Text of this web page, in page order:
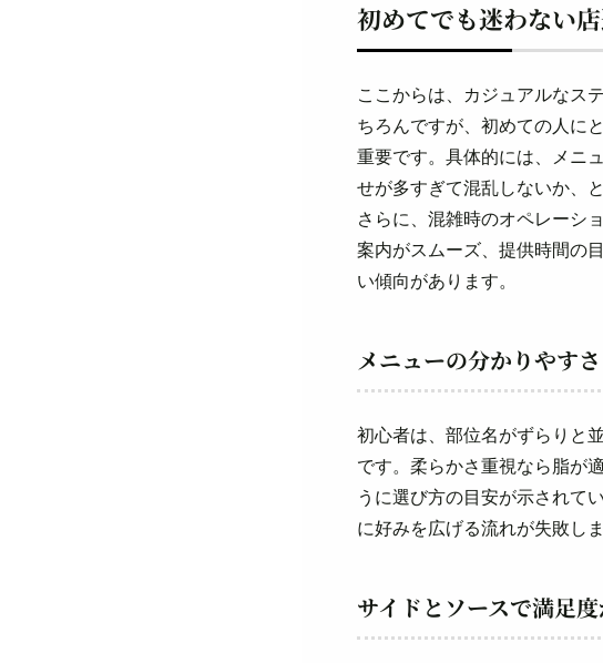
初めてでも迷わない
ここからは、カジュアルなス
ちろんですが、初めての人に
重要です。具体的には、メニ
せが多すぎて混乱しないか、
さらに、混雑時のオペレーシ
案内がスムーズ、提供時間の
い傾向があります。
メニューの分かりやす
初心者は、部位名がずらりと
です。柔らかさ重視なら脂が
うに選び方の目安が示されて
に好みを広げる流れが失敗しま
サイドとソースで満足